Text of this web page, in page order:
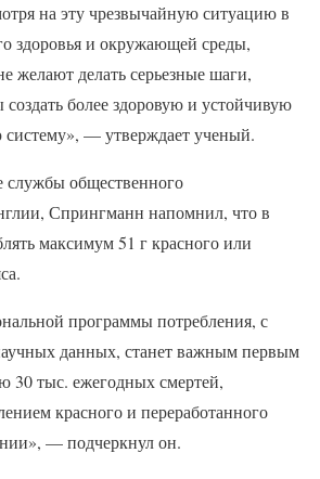
на эту чрезвычайную ситуацию в
здоровья и окружающей среды,
желают делать серьезные шаги,
более здоровую и устойчивую
систему», — утверждает ученый.
службы общественного
Спрингманн напомнил, что в
максимум 51 г красного или
программы потребления, с
данных, станет важным первым
30 тыс. ежегодных смертей,
красного и переработанного
— подчеркнул он.